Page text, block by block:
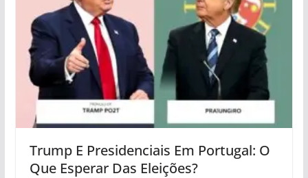
Trump E Presidenciais Em Portugal: O
Que Esperar Das Eleições?